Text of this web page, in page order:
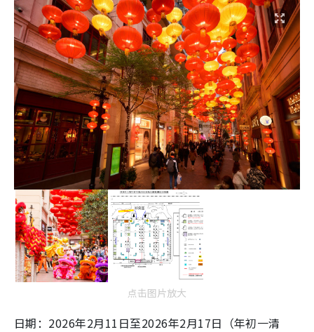
点击图片放大
日期：2026年2月11日至2026年2月17日（年初一清